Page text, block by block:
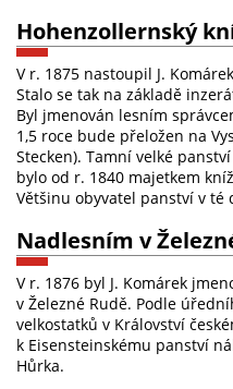
Hohenzollernský
V r. 1875 nastoupil J.
Stalo se tak na základě
Byl jmenován lesním
1,5 roce bude přeložen na
Stecken). Tamní velké
bylo od r. 1840 majetkem
Většinu obyvatel panství v té
Nadlesním v
V r. 1876 byl J. Komárek
v Železné Rudě. Podle
velkostatků v Království
k Eisensteinskému panství
Hůrka.